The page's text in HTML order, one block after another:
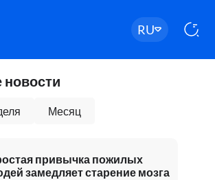
RU
Месяц
привычка пожилых
замедляет старение мозга